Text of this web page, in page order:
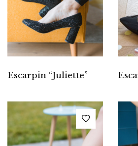
Escarpin “Juliette”